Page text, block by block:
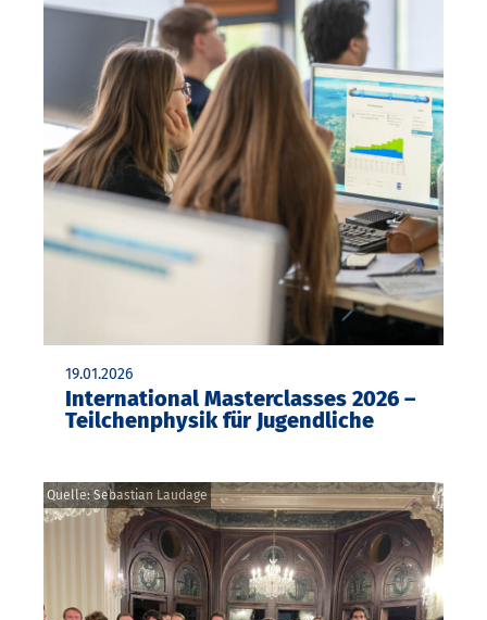
19.01.2026
International Masterclasses 2026 –
Teilchenphysik für Jugendliche
Quelle: Sebastian Laudage